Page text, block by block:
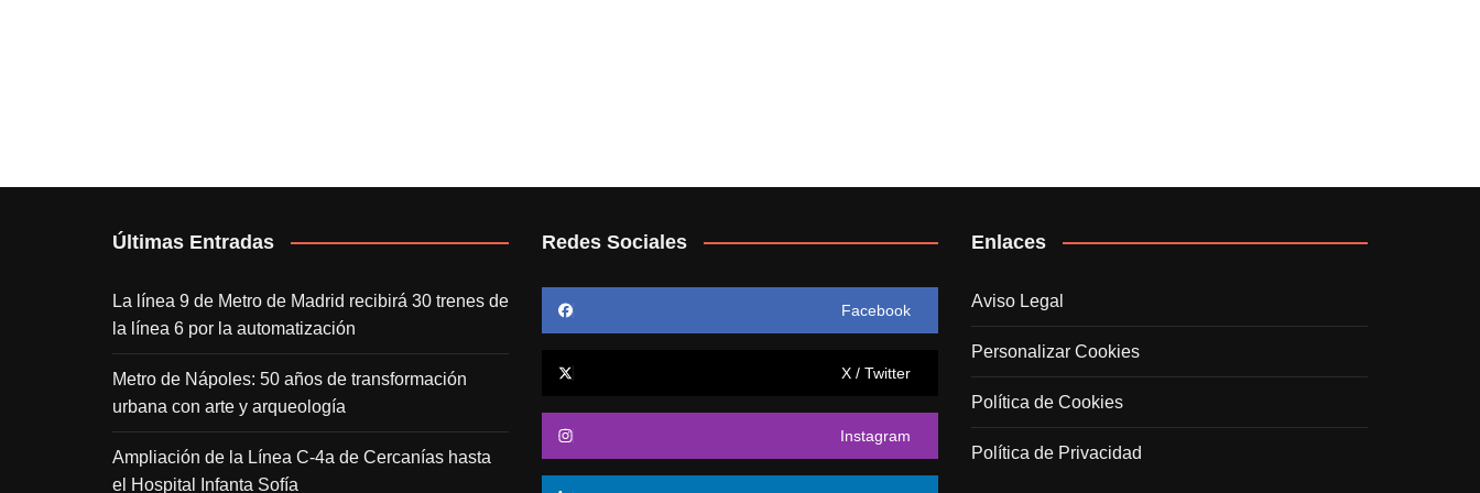
Últimas Entradas
La línea 9 de Metro de Madrid recibirá 30 trenes de
la línea 6 por la automatización
Metro de Nápoles: 50 años de transformación
urbana con arte y arqueología
Ampliación de la Línea C-4a de Cercanías hasta
el Hospital Infanta Sofía
Redes Sociales
Facebook
X / Twitter
Instagram
Enlaces
Aviso Legal
Personalizar Cookies
Política de Cookies
Política de Privacidad